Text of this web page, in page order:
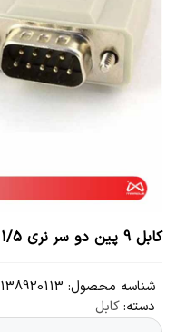
کابل 9 پین دو سر نری 1/5 متری
شناسه محصول: 138920113
دسته:کابل